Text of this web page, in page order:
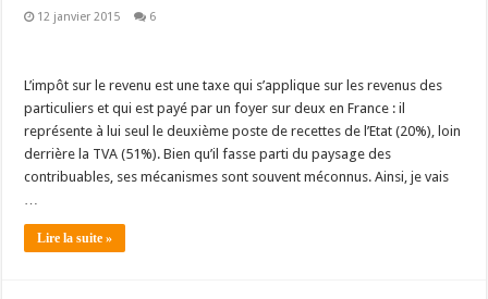
12 janvier 2015 6
L’impôt sur le revenu est une taxe qui s’applique sur les revenus des
particuliers et qui est payé par un foyer sur deux en France : il
représente à lui seul le deuxième poste de recettes de l’Etat (20%), loin
derrière la TVA (51%). Bien qu’il fasse parti du paysage des
contribuables, ses mécanismes sont souvent méconnus. Ainsi, je vais
…
Lire la suite »